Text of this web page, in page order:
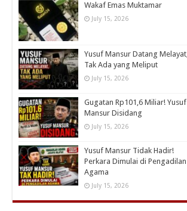
Wakaf Emas Muktamar
July 15, 2026
Yusuf Mansur Datang Melayat,
Tak Ada yang Meliput
July 15, 2026
Gugatan Rp101,6 Miliar! Yusuf
Mansur Disidang
July 15, 2026
Yusuf Mansur Tidak Hadir!
Perkara Dimulai di Pengadilan
Agama
July 15, 2026